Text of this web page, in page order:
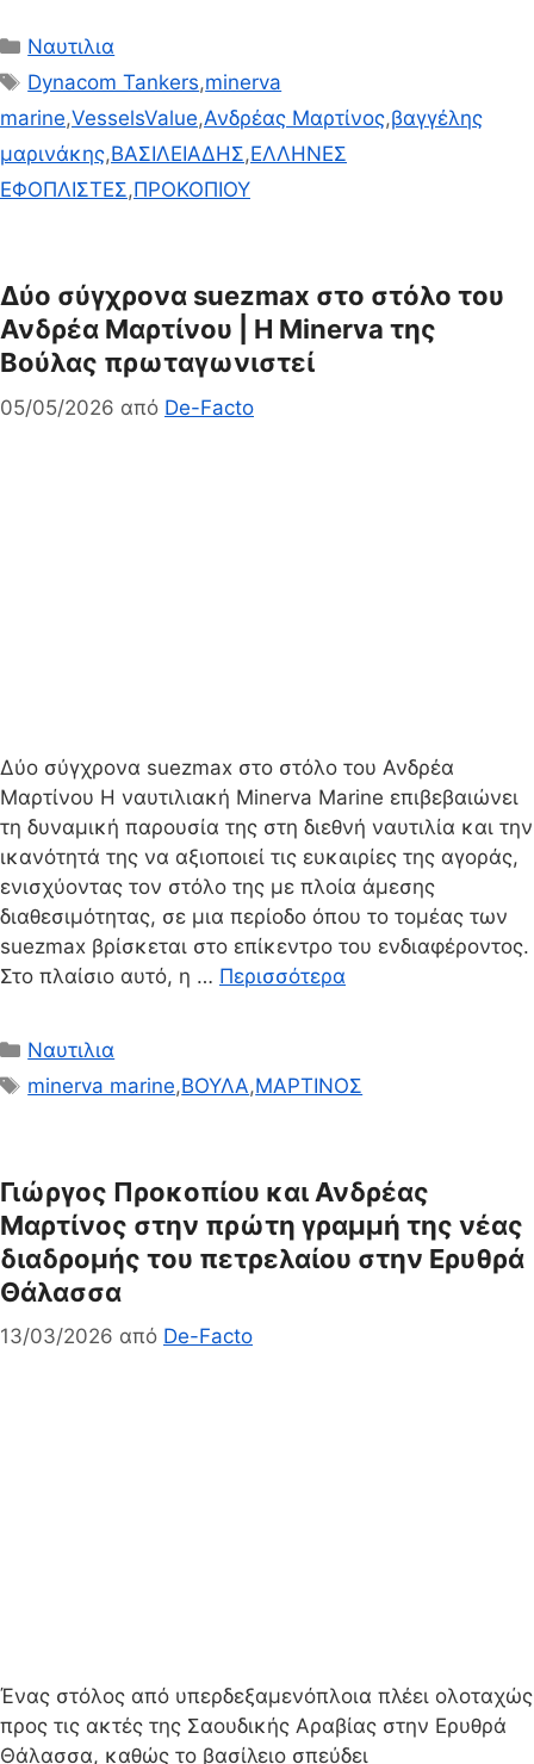
Κατηγορίες
Ναυτιλια
Ετικέτες
Dynacom Tankers,minerva
marine,VesselsValue,Ανδρέας Μαρτίνος,βαγγέλης
μαρινάκης,ΒΑΣΙΛΕΙΑΔΗΣ,ΕΛΛΗΝΕΣ
ΕΦΟΠΛΙΣΤΕΣ,ΠΡΟΚΟΠΙΟΥ
Δύο σύγχρονα suezmax στο στόλο του
Ανδρέα Μαρτίνου | Η Minerva της
Βούλας πρωταγωνιστεί
05/05/2026 από De-Facto
Δύο σύγχρονα suezmax στο στόλο του Ανδρέα
Μαρτίνου Η ναυτιλιακή Minerva Marine επιβεβαιώνει
τη δυναμική παρουσία της στη διεθνή ναυτιλία και την
ικανότητά της να αξιοποιεί τις ευκαιρίες της αγοράς,
ενισχύοντας τον στόλο της με πλοία άμεσης
διαθεσιμότητας, σε μια περίοδο όπου το τομέας των
suezmax βρίσκεται στο επίκεντρο του ενδιαφέροντος.
Στο πλαίσιο αυτό, η … Περισσότερα
Κατηγορίες
Ναυτιλια
Ετικέτες
minerva marine,ΒΟΥΛΑ,ΜΑΡΤΙΝΟΣ
Γιώργος Προκοπίου και Ανδρέας
Μαρτίνος στην πρώτη γραμμή της νέας
διαδρομής του πετρελαίου στην Ερυθρά
Θάλασσα
13/03/2026 από De-Facto
Ένας στόλος από υπερδεξαμενόπλοια πλέει ολοταχώς
προς τις ακτές της Σαουδικής Αραβίας στην Ερυθρά
Θάλασσα, καθώς το βασίλειο σπεύδει